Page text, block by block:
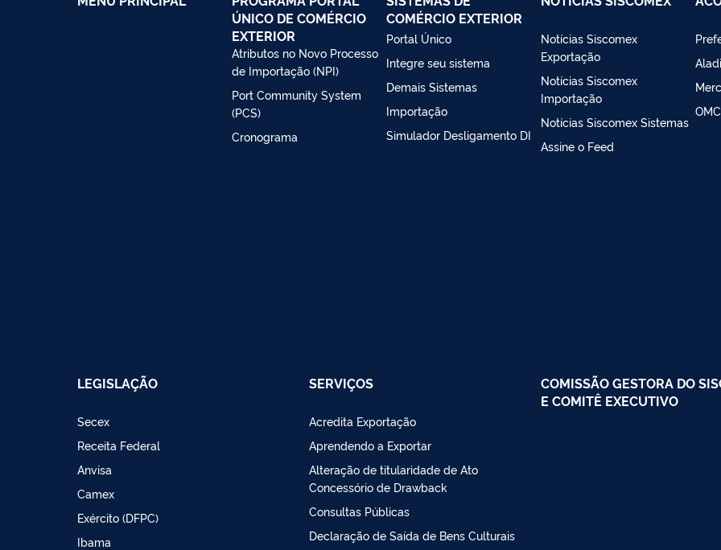
ÚNICO DE COMÉRCIO
EXTERIOR
Atributos no Novo Processo
de Importação (NPI)
Port Community System
(PCS)
Cronograma
COMÉRCIO EXTERIOR
Portal Único
Integre seu sistema
Demais Sistemas
Importação
Simulador Desligamento DI
Notícias Siscomex
Exportação
Notícias Siscomex
Importação
Notícias Siscomex Sistemas
Assine o Feed
Aladi
OMC
LEGISLAÇÃO
Secex
Receita Federal
Anvisa
Camex
Exército (DFPC)
Ibama
SERVIÇOS
Acredita Exportação
Aprendendo a Exportar
Alteração de titularidade de Ato
Concessório de Drawback
Consultas Públicas
Declaração de Saída de Bens Culturais
COMISSÃO GESTORA DO
E COMITÊ EXECUTIVO